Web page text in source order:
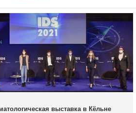
выставка в Кёльне